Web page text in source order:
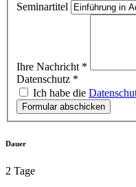
Seminartitel
Ihre Nachricht *
Datenschutz *
Ich habe die
Formular abschicken
Dauer
2 Tage